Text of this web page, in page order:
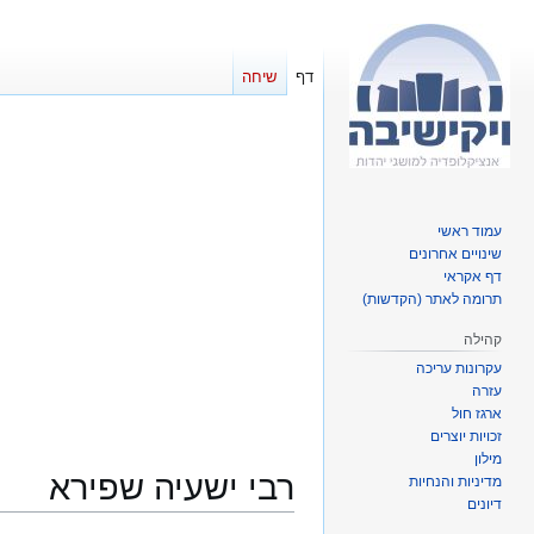
רבי ישעיה שפירא
דף שיחה
עמוד ראשי
שינויים אחרונים
דף אקראי
תרומה לאתר (הקדשות)
קהילה
עקרונות עריכה
עזרה
ארגז חול
זכויות יוצרים
מילון
מדיניות והנחיות
דיונים